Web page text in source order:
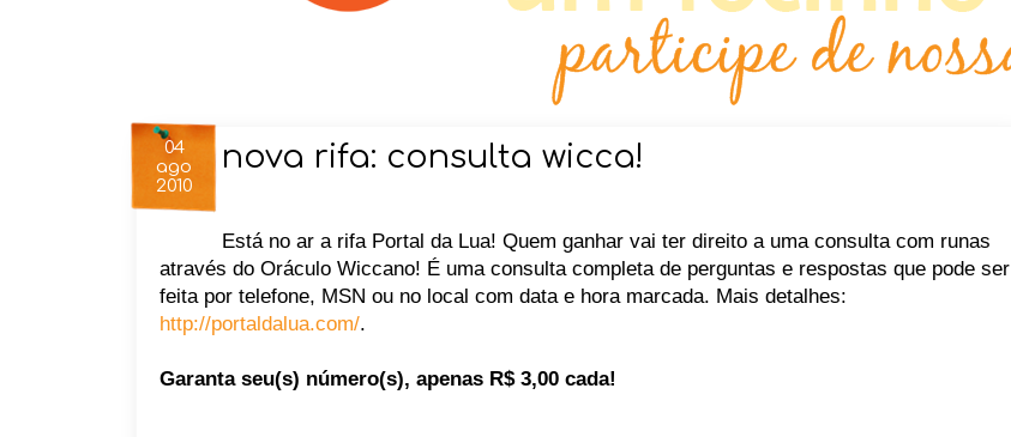
04
ago
2010
nova rifa: consulta wicca!
Está no ar a rifa Portal da Lua! Quem ganhar vai ter direito a uma consulta com runas
através do Oráculo Wiccano! É uma consulta completa de perguntas e respostas que pode ser
feita por telefone, MSN ou no local com data e hora marcada. Mais detalhes:
http://portaldalua.com/.
Garanta seu(s) número(s), apenas R$ 3,00 cada!